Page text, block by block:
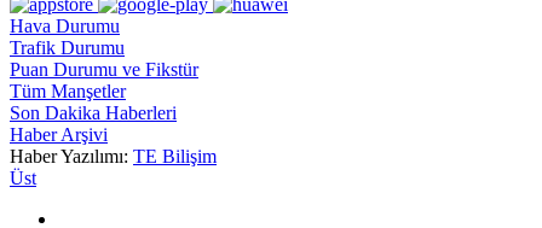
Hava Durumu
Trafik Durumu
Puan Durumu ve Fikstür
Tüm Manşetler
Son Dakika Haberleri
Haber Arşivi
Haber Yazılımı: TE Bilişim
Üst